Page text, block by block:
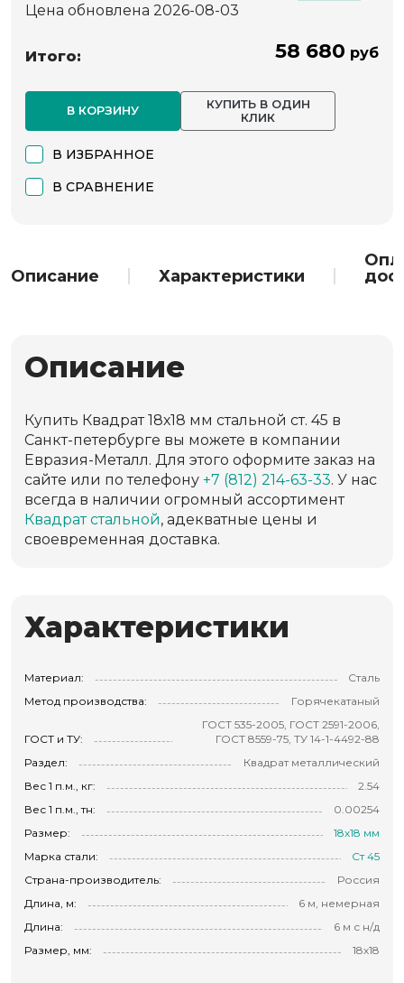
Цена обновлена 2026-08-03
Итого: 58 680 руб
В КОРЗИНУ
КУПИТЬ В ОДИН
КЛИК
В ИЗБРАННОЕ
В СРАВНЕНИЕ
Описание Характеристики
Описание
Купить Квадрат 18х18 мм стальной ст. 45 в
Санкт-петербурге вы можете в компании
Евразия-Металл. Для этого оформите заказ на
сайте или по телефону +7 (812) 214-63-33. У нас
всегда в наличии огромный ассортимент
Квадрат стальной, адекватные цены и
своевременная доставка.
Характеристики
Материал:
Сталь
Метод производства:
Горячекатаный
ГОСТ и ТУ:
ГОСТ 535-2005, ГОСТ 2591-2006,
ГОСТ 8559-75, ТУ 14-1-4492-88
Раздел:
Квадрат металлический
Вес 1 п.м., кг:
2.54
Вес 1 п.м., тн:
0.00254
Размер:
18х18 мм
Марка стали:
Ст 45
Страна-производитель:
Россия
Длина, м:
6 м, немерная
Длина:
6 м с н/д
Размер, мм:
18х18